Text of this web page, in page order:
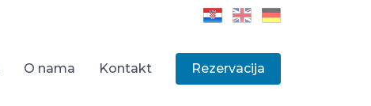
O nama Kontakt Rezervacija